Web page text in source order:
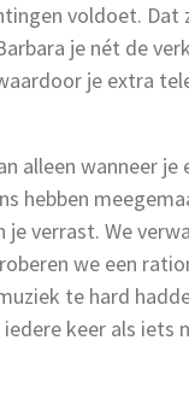
voldoet.
je nét de
je extra
alleen wanneer
hebben
verrast. We
we een
te hard
keer als